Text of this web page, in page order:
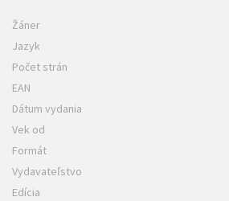
Žáner
Jazyk
Počet strán
EAN
Dátum vydania
Vek od
Formát
Vydavateľstvo
Edícia